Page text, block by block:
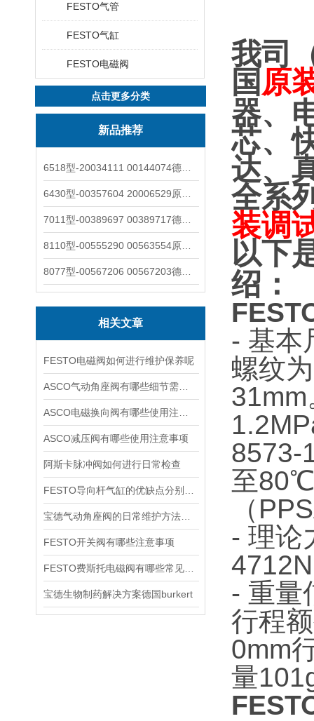
FESTO气管
FESTO气缸
FESTO电磁阀
点击更多分类
新品推荐
相关文章
FESTO电磁阀如何进行维护保养呢
ASCO减压阀有哪些使用注意事项
阿斯卡脉冲阀如何进行日常检查
FESTO开关阀有哪些注意事项
宝德生物制药解决方案德国burkert
我司
国 原
器、
芯、
达、
全系
装调
以下
绍：
- 基本
螺纹
31mm
8573-
至
（
- 理论
- 重量
行程
0mm
量